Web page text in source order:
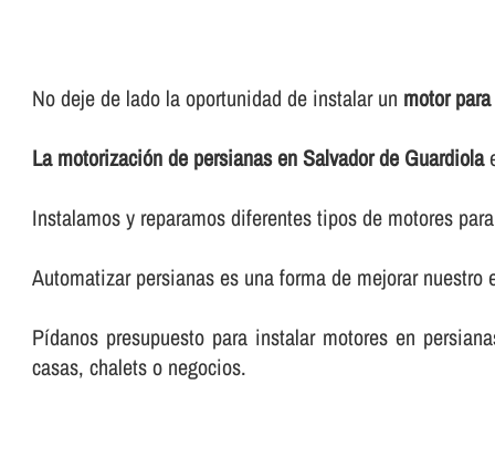
No deje de lado la oportunidad de instalar un motor
La motorización de persianas en Salvador de Guardiola
Instalamos y reparamos diferentes tipos de motores
Automatizar persianas es una forma de mejorar
Pí­danos presupuesto para instalar motores en
casas, chalets o negocios.